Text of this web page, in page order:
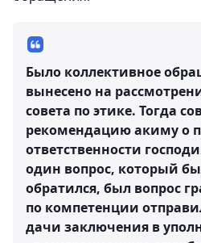
Было коллективное
вынесено на
совета по этике. Тогда
рекомендацию акиму о
ответственности
один вопрос, который
обратился, был вопрос
по компетенции
дачи заключения в